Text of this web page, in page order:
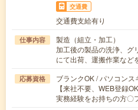
交通費
交通費支給有り
仕事内容
製造（組立・加工）
加工後の製品の洗浄、グ
にて出荷、運搬作業な
応募資格
ブランクOK / パソコン
【来社不要、WEB登録
実務経験をお持ちの方